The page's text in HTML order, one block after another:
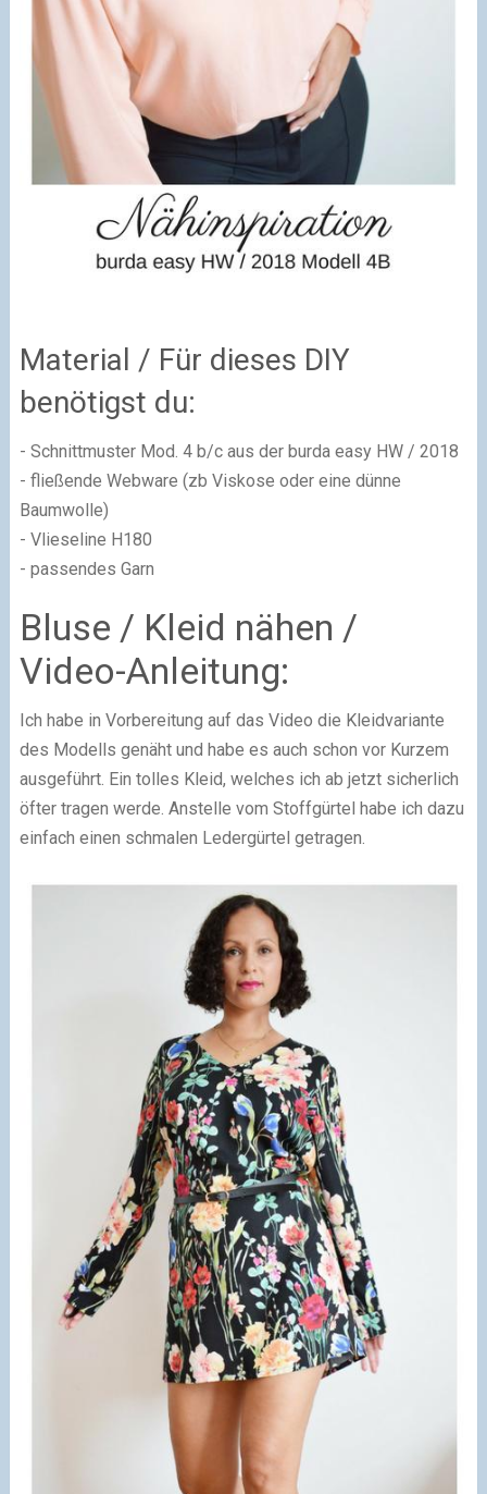
Material / Für dieses DIY
benötigst du:
- Schnittmuster Mod. 4 b/c aus der burda easy HW / 2018
- fließende Webware (zb Viskose oder eine dünne
Baumwolle)
- Vlieseline H180
- passendes Garn
Bluse / Kleid nähen /
Video-Anleitung:
Ich habe in Vorbereitung auf das Video die Kleidvariante
des Modells genäht und habe es auch schon vor Kurzem
ausgeführt. Ein tolles Kleid, welches ich ab jetzt sicherlich
öfter tragen werde. Anstelle vom Stoffgürtel habe ich dazu
einfach einen schmalen Ledergürtel getragen.